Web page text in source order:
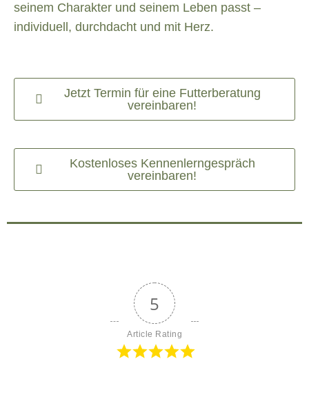
seinem Charakter und seinem Leben passt –
individuell, durchdacht und mit Herz.
Jetzt Termin für eine Futterberatung
vereinbaren!
Kostenloses Kennenlerngespräch
vereinbaren!
5
Article Rating